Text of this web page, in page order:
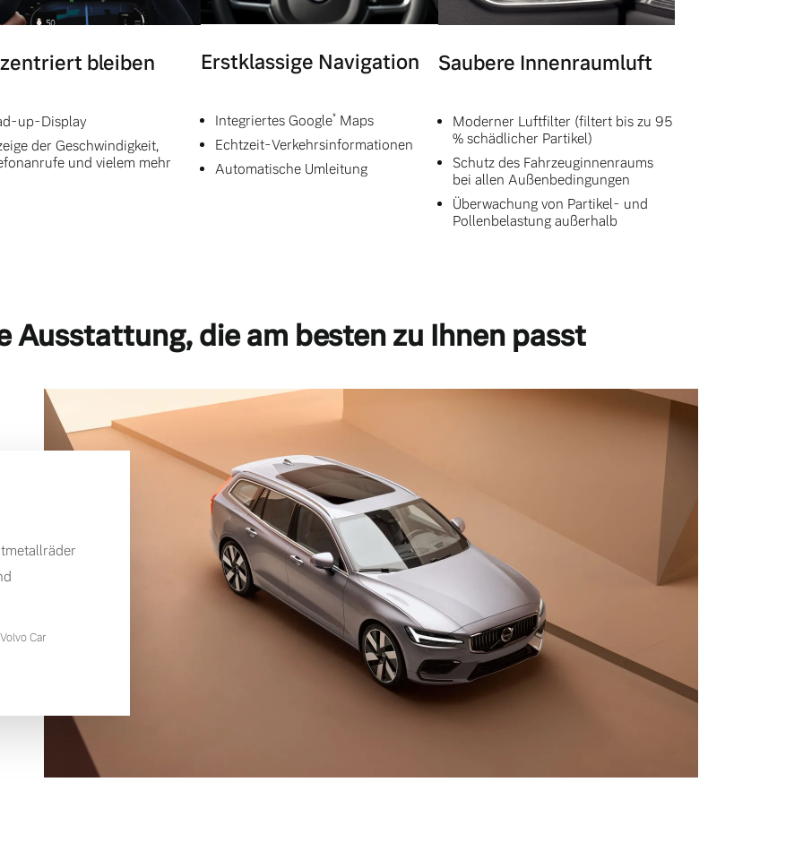
bleiben
up-Display
der Geschwindigkeit,
und vielem mehr
Erstklassige Navigation
Integriertes Google* Maps
Echtzeit-Verkehrsinformationen
Automatische Umleitung
Saubere Innenraumluft
Moderner Luftfilter (filtert bis zu 95
% schädlicher Partikel)
Schutz des Fahrzeuginnenraums
bei allen Außenbedingungen
Überwachung von Partikel- und
Pollenbelastung außerhalb
Ausstattung, die am besten zu Ihnen passt
Car